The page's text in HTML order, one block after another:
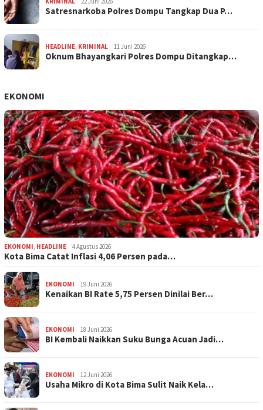
Satresnarkoba Polres Dompu Tangkap Dua P…
HEADLINE KRIMINAL 11 Juni 2026
Oknum Bhayangkari Polres Dompu Ditangkap…
EKONOMI
EKONOMI HEADLINE 4 Agustus 2026
Kota Bima Catat Inflasi 4,06 Persen pada…
EKONOMI 19 Juni 2026
Kenaikan BI Rate 5,75 Persen Dinilai Ber…
EKONOMI 18 Juni 2026
BI Kembali Naikkan Suku Bunga Acuan Jadi…
EKONOMI 12 Juni 2026
Usaha Mikro di Kota Bima Sulit Naik Kela…